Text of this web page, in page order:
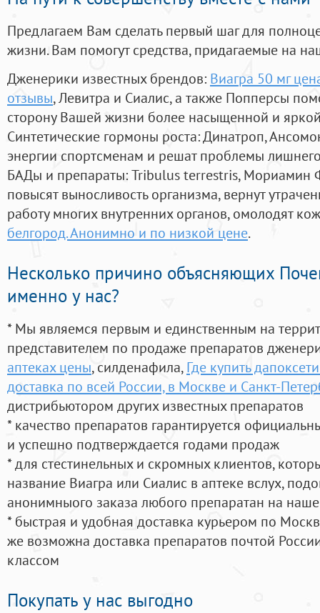
Предлагаем Вам сделать первый шаг для
жизни. Вам помогут средства, придагаемые на
Дженерики известных брендов: Виагра 50 мг
отзывы, Левитра и Сиалис, а также Попперсы
сторону Вашей жизни более насыщенной и
Синтетические гормоны роста: Динатроп,
энергии спортсменам и решат проблемы
БАДы и препараты:Tribulus terrestris, Мориамин
повысят выносливость организма, вернут
работу многих внутренних органов, омолодят
белгород. Анонимно и по низкой цене.
Несколько причино объясняющих
именно у нас?
* Мы являемся первым и единственным на
представителем по продаже препаратов
аптеках цены, силденафила, Где купить
доставка по всей России, в Москве и Санкт-
дистрибьютором других известных препаратов
* качество препаратов гарантируется
и успешно подтверждается годами продаж
* для стестинельных и скромных клиентов,
название Виагра или Сиалис в аптеке вслух,
анонимныого заказа любого препаратан на
* быстрая и удобная доставка курьером по
же возможна доставка препаратов почтой
классом
Покупать у нас выгодно